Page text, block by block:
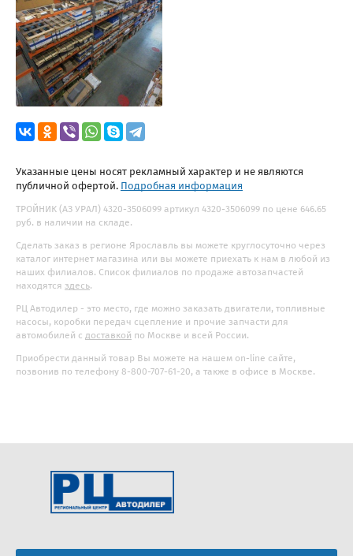
Указанные цены носят рекламный характер и не являются
публичной офертой. Подробная информация
ТРОЙНИК (АЗ УРАЛ) 4320-3506099 артикул 4320-3506099 по цене 646.65
руб. в наличии на складе.
Сделать заказ в регионе Ярославль вы можете круглосуточно через
каталог интернет магазина или вы можете приехать к нам в любой из
наших филиалов. Список филиалов по продаже автозапчастей
находятся здесь.
РЦ Автодилер - это место, где можно заказать двигатели, топливные
насосы, коробки передач сцепление и прочие запчасти для
автомобилей с доставкой по Москве и всей России.
Приобрести данный товар Вы можете на нашем on-line сайте,
позвонив по телефону 8-800-707-61-20, а также в офисе в Москве.